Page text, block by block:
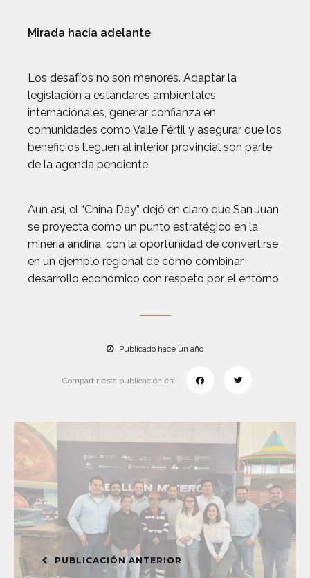
Mirada hacia adelante
Los desafíos no son menores. Adaptar la
legislación a estándares ambientales
internacionales, generar confianza en
comunidades como Valle Fértil y asegurar que los
beneficios lleguen al interior provincial son parte
de la agenda pendiente.
Aun así, el “China Day” dejó en claro que San Juan
se proyecta como un punto estratégico en la
minería andina, con la oportunidad de convertirse
en un ejemplo regional de cómo combinar
desarrollo económico con respeto por el entorno.
Publicado hace un año
Compartir esta publicación en:
PUBLICACIÓN ANTERIOR